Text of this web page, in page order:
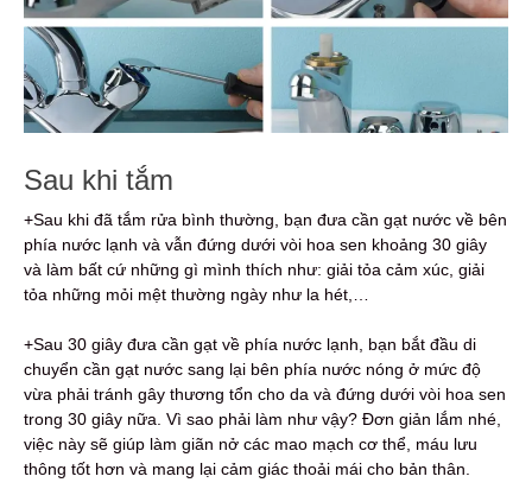
Sau khi tắm
+Sau khi đã tắm rửa bình thường, bạn đưa cần gạt nước về bên
phía nước lạnh và vẫn đứng dưới vòi hoa sen khoảng 30 giây
và làm bất cứ những gì mình thích như: giải tỏa cảm xúc, giải
tỏa những mỏi mệt thường ngày như la hét,…
+Sau 30 giây đưa cần gạt về phía nước lạnh, bạn bắt đầu di
chuyển cần gạt nước sang lại bên phía nước nóng ở mức độ
vừa phải tránh gây thương tổn cho da và đứng dưới vòi hoa sen
trong 30 giây nữa. Vì sao phải làm như vậy? Đơn giản lắm nhé,
việc này sẽ giúp làm giãn nở các mao mạch cơ thể, máu lưu
thông tốt hơn và mang lại cảm giác thoải mái cho bản thân.